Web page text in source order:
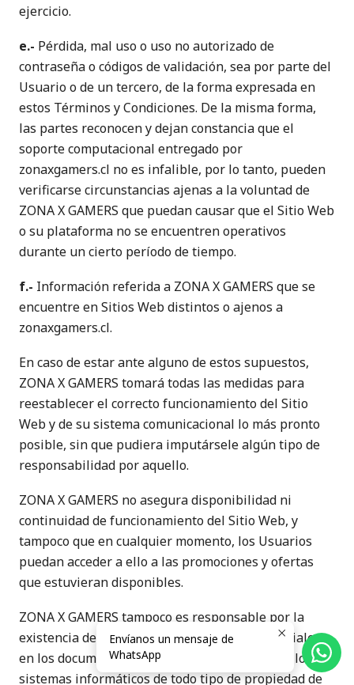
ejercicio.
e.- Pérdida, mal uso o uso no autorizado de
contraseña o códigos de validación, sea por parte del
Usuario o de un tercero, de la forma expresada en
estos Términos y Condiciones. De la misma forma,
las partes reconocen y dejan constancia que el
soporte computacional entregado por
zonaxgamers.cl no es infalible, por lo tanto, pueden
verificarse circunstancias ajenas a la voluntad de
ZONA X GAMERS que puedan causar que el Sitio Web
o su plataforma no se encuentren operativos
durante un cierto período de tiempo.
f.- Información referida a ZONA X GAMERS que se
encuentre en Sitios Web distintos o ajenos a
zonaxgamers.cl.
En caso de estar ante alguno de estos supuestos,
ZONA X GAMERS tomará todas las medidas para
reestablecer el correcto funcionamiento del Sitio
Web y de su sistema comunicacional lo más pronto
posible, sin que pudiera imputársele algún tipo de
responsabilidad por aquello.
ZONA X GAMERS no asegura disponibilidad ni
continuidad de funcionamiento del Sitio Web, y
tampoco que en cualquier momento, los Usuarios
puedan acceder a ello a las promociones y ofertas
que estuvieran disponibles.
ZONA X GAMERS tampoco es responsable por la
existencia de virus u otros elementos perjudiciales
en los documentos o archivos almacenados en los
sistemas informáticos de todo tipo de propiedad de
Envíanos un mensaje de
WhatsApp